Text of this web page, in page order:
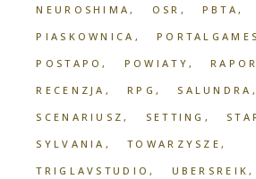
NEUROSHIMA OSR
PBTA
PIASKOWNICA
POSTAPO
POWIATY
RECENZJA
RPG SALUNDRA
SCENARIUSZ
SETTING
SYLVANIA
TOWARZYSZE
TRIGLAVSTUDIO
UBERSREIK